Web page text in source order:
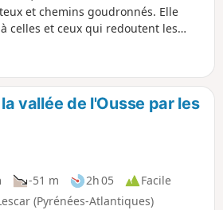
et chemins goudronnés. Elle
celles et ceux qui redoutent les
vallée de l'Ousse par les
-51 m 2h 05
Facile
(Pyrénées-Atlantiques)